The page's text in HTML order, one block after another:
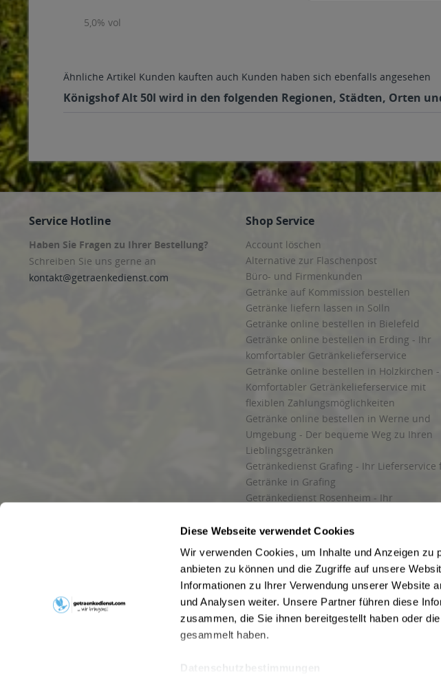
Diese Webseite verwendet Cookies
Wir verwenden Cookies, um Inhalte und Anzeigen
anbieten zu können und die Zugriffe auf unsere
Informationen zu Ihrer Verwendung unserer Website
und Analysen weiter. Unsere Partner führen diese
zusammen, die Sie ihnen bereitgestellt haben oder
gesammelt haben.
5,0% vol
Ähnliche Artikel Kunden kauften auch Kunden haben sich ebenfalls angesehen
Königshof Alt 50l wird in den folgenden Regionen, Städten, Orten
Service Hotline
Haben Sie Fragen zu Ihrer Bestellung?
Schreiben Sie uns gerne an
kontakt@getraenkedienst.com
Shop Service
Account löschen
Alternative zur Flaschenpost
Büro- und Firmenkunden
Getränke auf Kommission bestellen
Getränke liefern lassen in Solln
Getränke online bestellen in Bielefeld
Getränke online bestellen in Erding - Ihr
komfortabler Getränkelieferservice
Getränke online bestellen in Holzkirchen -
Komfortabler Getränkelieferservice mit
flexiblen Zahlungsmöglichkeiten
Getränke online bestellen in Werne und
Umgebung - Der bequeme Weg zu Ihren
Lieblingsgetränken
Getränkedienst Grafing - Ihr Lieferservice
Getränke in Grafing
Getränkedienst Rosenheim - Ihr
und Umgebung
Getränkelieferung in Starnberg
Liefergebiet
Lieferservice für Getränke
Wir liefern Getränke
Kontakt
Newsletter